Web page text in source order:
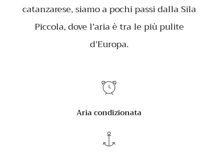
catanzarese, siamo a pochi passi dalla Sila
Piccola, dove l’aria è tra le più pulite
d’Europa.
Aria condizionata